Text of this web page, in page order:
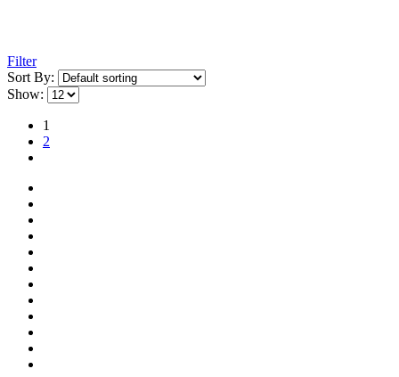
Filter
Sort By:
Show:
1
2